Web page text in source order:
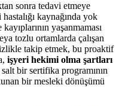
sonra tedavi etmeye
kaynağında yok
yaşanmaması
tozlu ortamlarda çalışan
takip etmek, bu proaktif
işyeri hekimi olma şartları
bir sertifika programının
bir mesleki dönüşümü